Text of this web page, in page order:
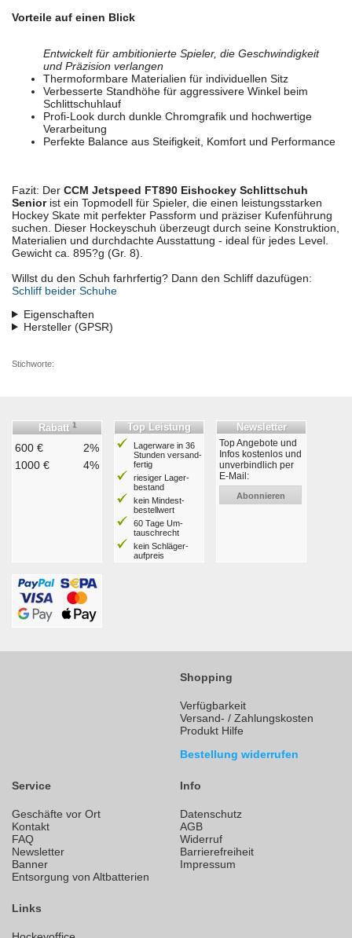
Vorteile auf einen Blick
Entwickelt für ambitionierte Spieler, die Geschwindigkeit
und Präzision verlangen
Thermoformbare Materialien für individuellen Sitz
Verbesserte Standhöhe für aggressivere Winkel beim
Schlittschuhlauf
Profi-Look durch dunkle Chromgrafik und hochwertige
Verarbeitung
Perfekte Balance aus Steifigkeit, Komfort und Performance
Fazit: Der CCM Jetspeed FT890 Eishockey Schlittschuh
Seniorist ein Topmodell für Spieler, die einen leistungsstarken
Hockey Skate mit perfekter Passform und präziser Kufenführung
suchen. Dieser Hockeyschuh überzeugt durch seine Konstruktion,
Materialien und durchdachte Ausstattung - ideal für jedes Level.
Gewicht ca. 895?g (Gr. 8).
Willst du den Schuh farhrfertig? Dann den Schliff dazufügen:
Schliff beider Schuhe
Eigenschaften
Hersteller (GPSR)
Stichworte:
Rabatt 1
600 €
2%
1000 €
4%
Top Leistung
Lagerware in 36
Stunden ver­sand­
fertig
riesiger Lager­
bestand
kein Mindest­
bestell­wert
60 Tage Um­
tausch­recht
kein Schläger­
aufpreis
Newsletter
Top Angebote und
Infos kostenlos und
unverbindlich per
E-Mail:
Abonnieren
Shopping
Verfügbarkeit
Versand- / Zahlungskosten
Produkt Hilfe
Bestellung widerrufen
Service
Geschäfte vor Ort
Kontakt
FAQ
Newsletter
Banner
Entsorgung von Altbatterien
Info
Datenschutz
AGB
Widerruf
Barrierefreiheit
Impressum
Links